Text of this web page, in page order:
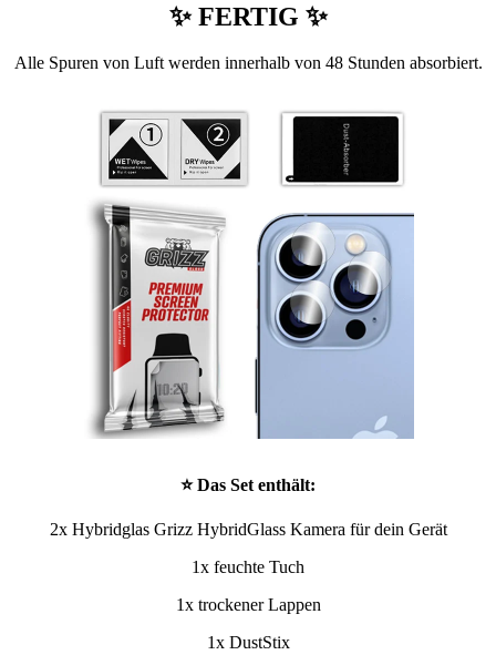
✨ FERTIG ✨
Alle Spuren von Luft werden innerhalb von 48 Stunden absorbiert.
⭐ Das Set enthält:
2x Hybridglas Grizz HybridGlass Kamera für dein Gerät
1x feuchte Tuch
1x trockener Lappen
1x DustStix